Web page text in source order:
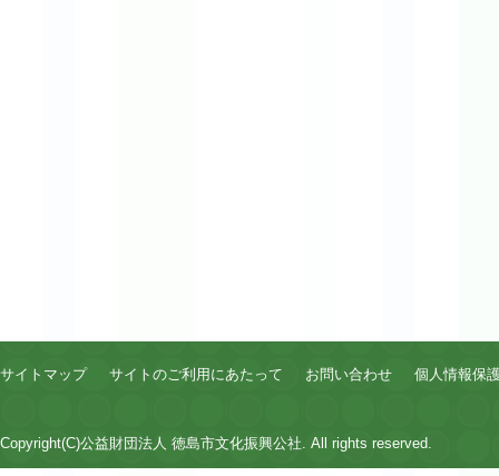
サイトマップ サイトのご利用にあたって お問い合わせ 個人情報保
Copyright(C)公益財団法人 徳島市文化振興公社. All rights reserved.